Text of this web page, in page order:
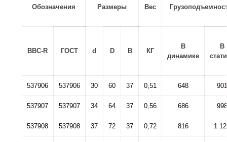
Обозначения Размеры Вес
BBC-R ГОСТ d D B КГ
В
динамике
В
537906 537906 30 60 37 0,51 648 901
537907 537907 34 64 37 0,56 686 998
537908 537908 37 72 37 0,72 816 1